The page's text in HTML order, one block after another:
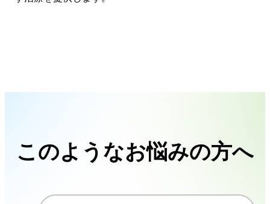
このようなお悩みの方へ